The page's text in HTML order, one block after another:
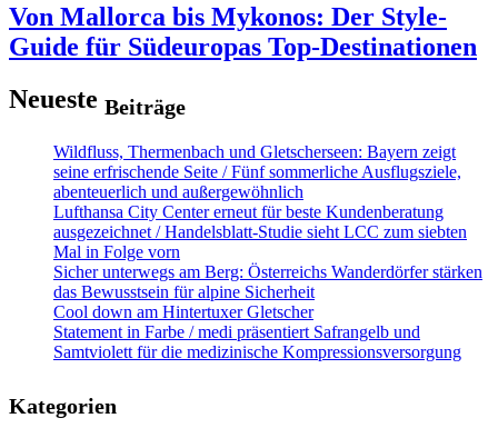
Von Mallorca bis Mykonos: Der Style-
Guide für Südeuropas Top-Destinationen
Neueste Beiträge
Wildfluss, Thermenbach und Gletscherseen: Bayern zeigt
seine erfrischende Seite / Fünf sommerliche Ausflugsziele,
abenteuerlich und außergewöhnlich
Lufthansa City Center erneut für beste Kundenberatung
ausgezeichnet / Handelsblatt-Studie sieht LCC zum siebten
Mal in Folge vorn
Sicher unterwegs am Berg: Österreichs Wanderdörfer stärken
das Bewusstsein für alpine Sicherheit
Cool down am Hintertuxer Gletscher
Statement in Farbe / medi präsentiert Safrangelb und
Samtviolett für die medizinische Kompressionsversorgung
Kategorien